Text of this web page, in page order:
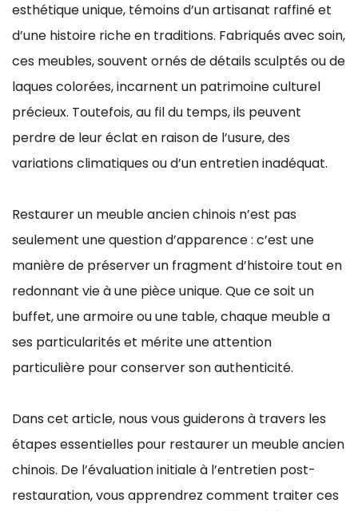
esthétique unique, témoins d’un artisanat raffiné et
d’une histoire riche en traditions. Fabriqués avec soin,
ces meubles, souvent ornés de détails sculptés ou de
laques colorées, incarnent un patrimoine culturel
précieux. Toutefois, au fil du temps, ils peuvent
perdre de leur éclat en raison de l’usure, des
variations climatiques ou d’un entretien inadéquat.
Restaurer un meuble ancien chinois n’est pas
seulement une question d’apparence : c’est une
manière de préserver un fragment d’histoire tout en
redonnant vie à une pièce unique. Que ce soit un
buffet, une armoire ou une table, chaque meuble a
ses particularités et mérite une attention
particulière pour conserver son authenticité.
Dans cet article, nous vous guiderons à travers les
étapes essentielles pour restaurer un meuble ancien
chinois. De l’évaluation initiale à l’entretien post-
restauration, vous apprendrez comment traiter ces